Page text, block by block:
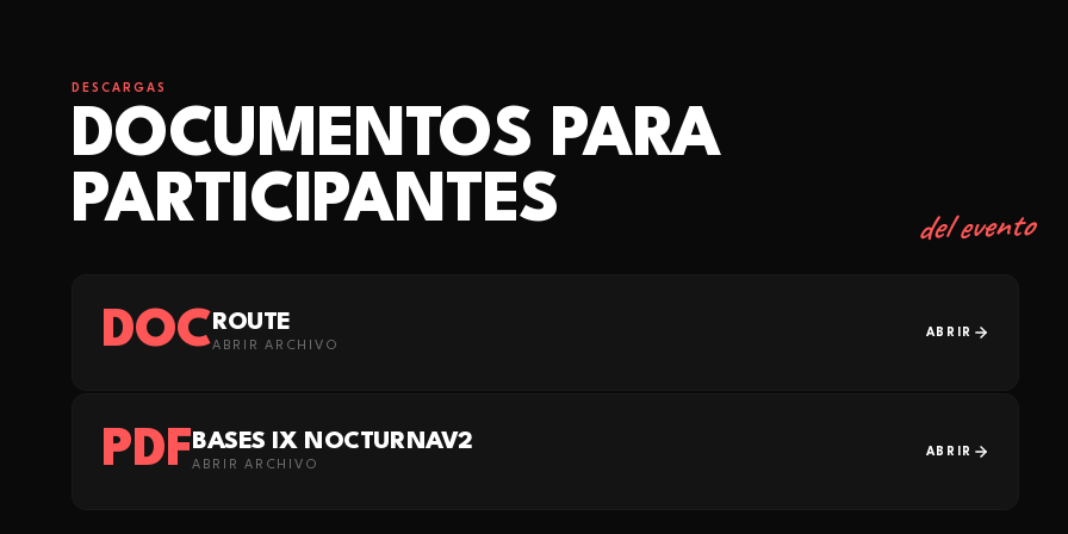
DESCARGAS
DOCUMENTOS PARA
PARTICIPANTES
del evento
DOCROUTE
ABRIR ARCHIVO
ABRIR
PDFBASES IX NOCTURNAV2
ABRIR ARCHIVO
ABRIR